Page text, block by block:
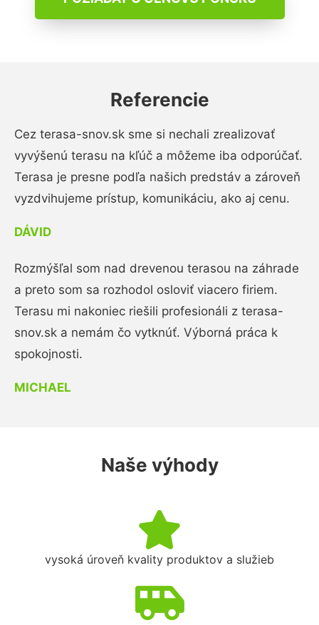
Referencie
Cez terasa-snov.sk sme si nechali zrealizovať
vyvýšenú terasu na kľúč a môžeme iba odporúčať.
Terasa je presne podľa našich predstáv a zároveň
vyzdvihujeme prístup, komunikáciu, ako aj cenu.
DÁVID
Rozmýšľal som nad drevenou terasou na záhrade
a preto som sa rozhodol osloviť viacero firiem.
Terasu mi nakoniec riešili profesionáli z terasa-
snov.sk a nemám čo vytknúť. Výborná práca k
spokojnosti.
MICHAEL
Naše výhody
vysoká úroveň kvality produktov a služieb